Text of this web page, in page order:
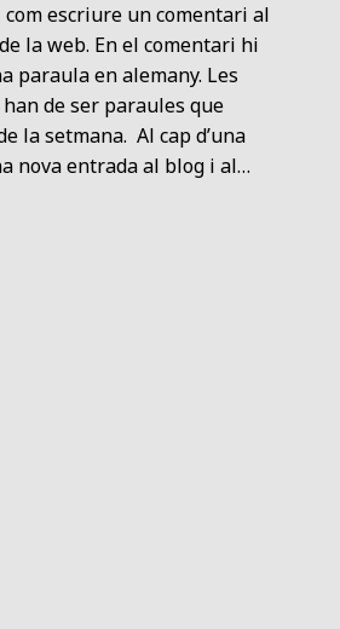
escriure un comentari al
la web. En el comentari hi
paraula en alemany. Les
de ser paraules que
la setmana. Al cap d’una
nova entrada al blog i al…